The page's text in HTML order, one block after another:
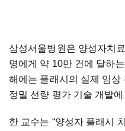
삼성서울병원은 양성자치
명에게 약 10만 건에 달하는
해에는 플래시의 실제 임상
정밀 선량 평가 기술 개발에
한 교수는 “양성자 플래시